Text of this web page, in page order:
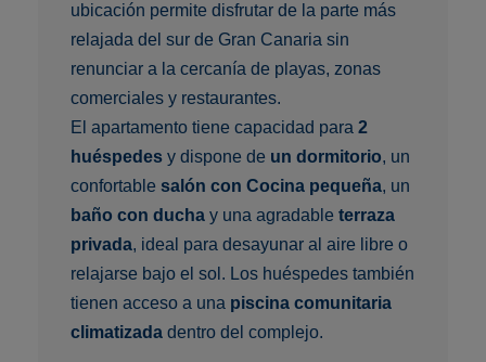
ubicación permite disfrutar de la parte más
relajada del sur de Gran Canaria sin
renunciar a la cercanía de playas, zonas
comerciales y restaurantes.
El apartamento tiene capacidad para2
huéspedes y dispone de un dormitorio, un
confortablesalón con Cocina pequeña, un
baño con ducha y una agradableterraza
privada, ideal para desayunar al aire libre o
relajarse bajo el sol. Los huéspedes también
tienen acceso a una piscina comunitaria
climatizada dentro del complejo.